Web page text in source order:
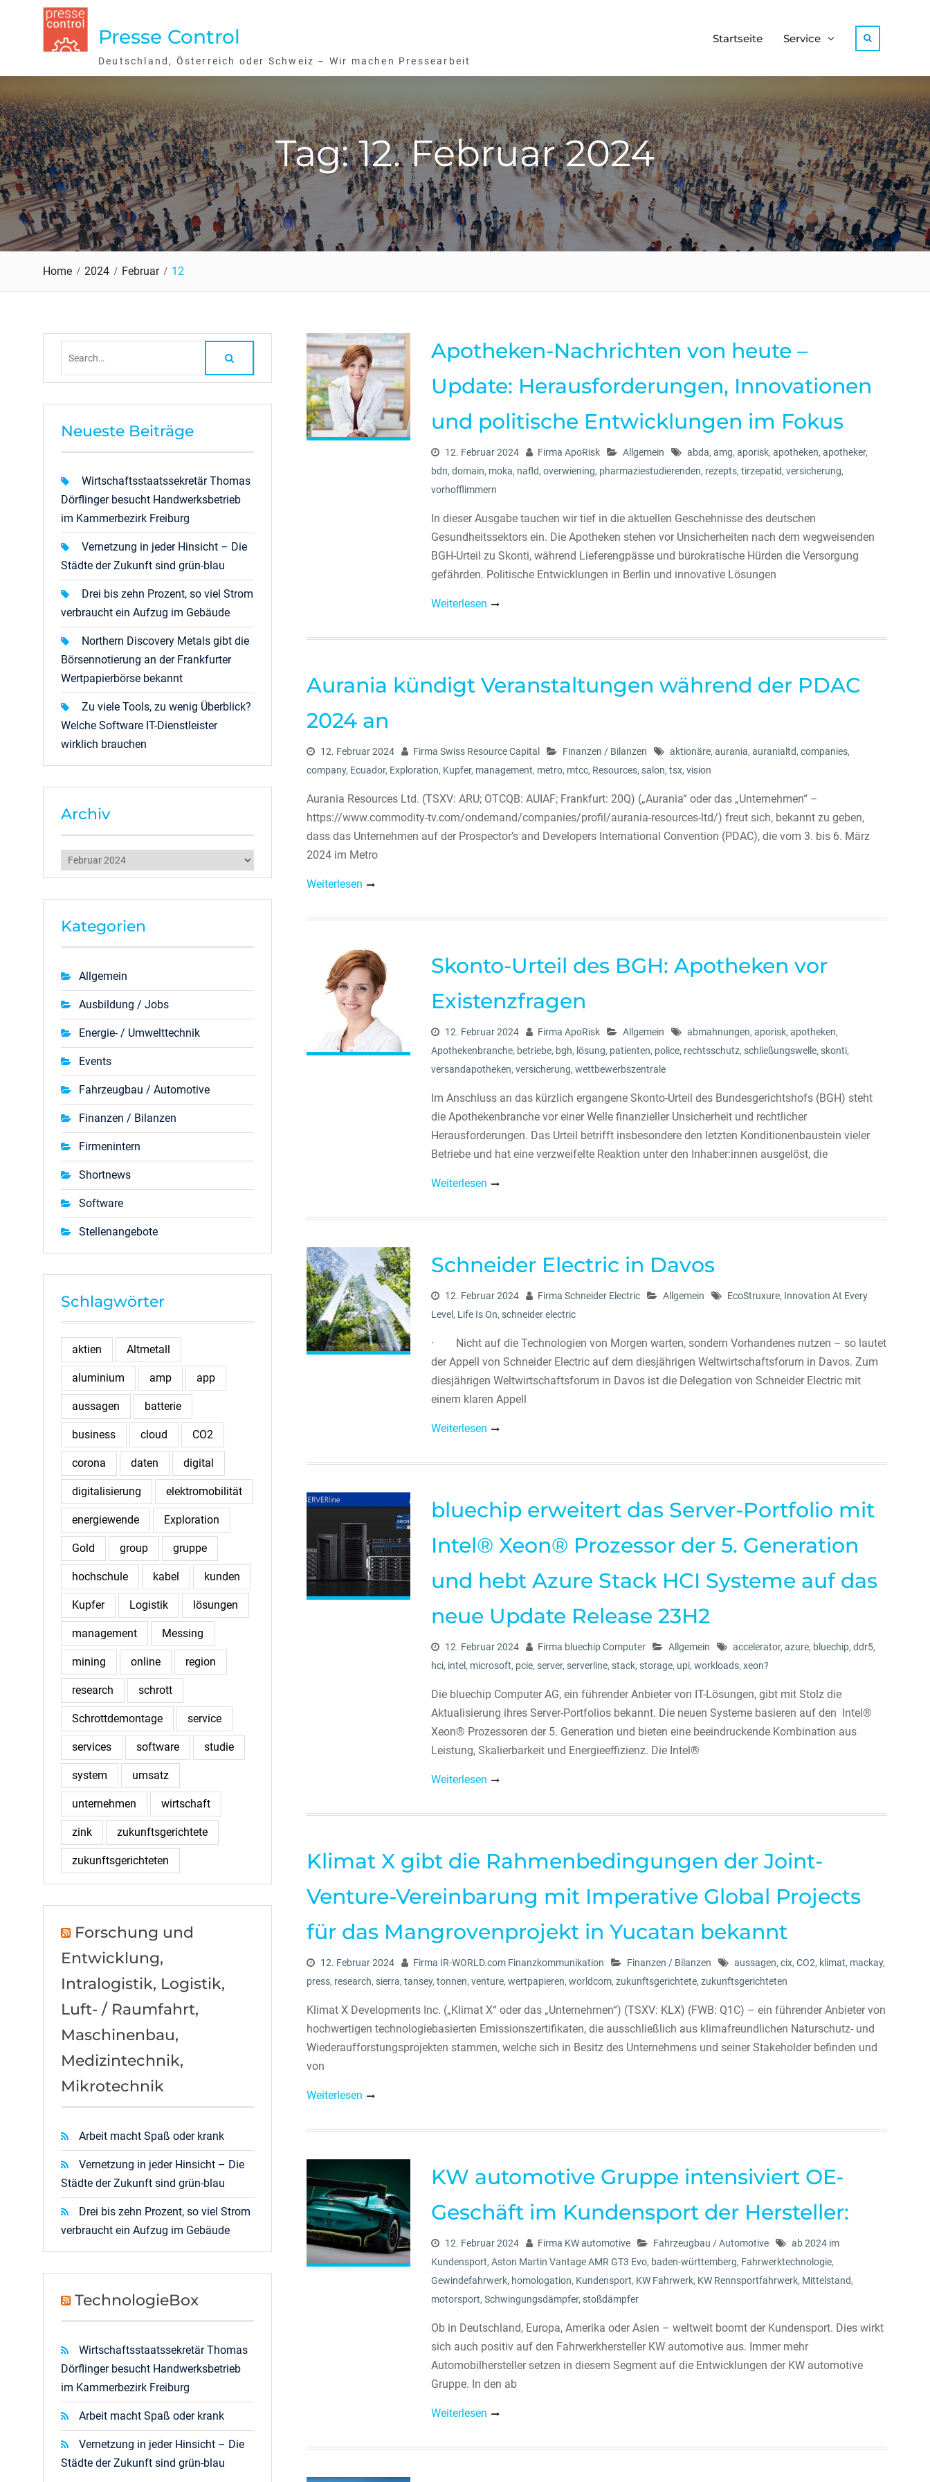
Presse Control
Deutschland, Österreich oder Schweiz – Wir machen Pressearbeit
Startseite Service
Tag: 12. Februar 2024
Home 2024 Februar 12
Apotheken-Nachrichten von heute –
Update: Herausforderungen, Innovationen
und politische Entwicklungen im Fokus
12. Februar 2024 Firma ApoRisk Allgemein abda, amg, aporisk, apotheken, apotheker,
bdn, domain, moka, nafld, overwiening, pharmaziestudierenden, rezepts, tirzepatid, versicherung,
vorhofflimmern
In dieser Ausgabe tauchen wir tief in die aktuellen Geschehnisse des deutschen
Gesundheitssektors ein. Die Apotheken stehen vor Unsicherheiten nach dem wegweisenden
BGH-Urteil zu Skonti, während Lieferengpässe und bürokratische Hürden die Versorgung
gefährden. Politische Entwicklungen in Berlin und innovative Lösungen
Weiterlesen
Aurania kündigt Veranstaltungen während der PDAC
2024 an
12. Februar 2024 Firma Swiss Resource Capital Finanzen / Bilanzen aktionäre, aurania, auranialtd, companies,
company, Ecuador, Exploration, Kupfer, management, metro, mtcc, Resources, salon, tsx, vision
Aurania Resources Ltd. (TSXV: ARU; OTCQB: AUIAF; Frankfurt: 20Q) („Aurania“ oder das „Unternehmen“ –
https://www.commodity-tv.com/ondemand/companies/profil/aurania-resources-ltd/) freut sich, bekannt zu geben,
dass das Unternehmen auf der Prospector’s and Developers International Convention (PDAC), die vom 3. bis 6. März
2024 im Metro
Weiterlesen
Skonto-Urteil des BGH: Apotheken vor
Existenzfragen
12. Februar 2024 Firma ApoRisk Allgemein abmahnungen, aporisk, apotheken,
Apothekenbranche, betriebe, bgh, lösung, patienten, police, rechtsschutz, schließungswelle, skonti,
versandapotheken, versicherung, wettbewerbszentrale
Im Anschluss an das kürzlich ergangene Skonto-Urteil des Bundesgerichtshofs (BGH) steht
die Apothekenbranche vor einer Welle finanzieller Unsicherheit und rechtlicher
Herausforderungen. Das Urteil betrifft insbesondere den letzten Konditionenbaustein vieler
Betriebe und hat eine verzweifelte Reaktion unter den Inhaber:innen ausgelöst, die
Weiterlesen
Schneider Electric in Davos
12. Februar 2024 Firma Schneider Electric Allgemein EcoStruxure, Innovation At Every
Level , Life Is On, schneider electric
· Nicht auf die Technologien von Morgen warten, sondern Vorhandenes nutzen – so lautet
der Appell von Schneider Electric auf dem diesjährigen Weltwirtschaftsforum in Davos. Zum
diesjährigen Weltwirtschaftsforum in Davos ist die Delegation von Schneider Electric mit
einem klaren Appell
Weiterlesen
bluechip erweitert das Server-Portfolio mit
Intel® Xeon® Prozessor der 5. Generation
und hebt Azure Stack HCI Systeme auf das
neue Update Release 23H2
12. Februar 2024 Firma bluechip Computer Allgemein accelerator, azure, bluechip, ddr5,
hci, intel , microsoft, pcie, server, serverline, stack, storage, upi, workloads, xeon?
Die bluechip Computer AG, ein führender Anbieter von IT-Lösungen, gibt mit Stolz die
Aktualisierung ihres Server-Portfolios bekannt. Die neuen Systeme basieren auf den Intel®
Xeon® Prozessoren der 5. Generation und bieten eine beeindruckende Kombination aus
Leistung, Skalierbarkeit und Energieeffizienz. Die Intel®
Weiterlesen
Klimat X gibt die Rahmenbedingungen der Joint-
Venture-Vereinbarung mit Imperative Global Projects
für das Mangrovenprojekt in Yucatan bekannt
12. Februar 2024 Firma IR-WORLD.com Finanzkommunikation Finanzen / Bilanzen aussagen, cix, CO2, klimat, mackay,
press, research, sierra, tansey, tonnen, venture, wertpapieren, worldcom, zukunftsgerichtete, zukunftsgerichteten
Klimat X Developments Inc. („Klimat X“ oder das „Unternehmen“) (TSXV: KLX) (FWB: Q1C) – ein führender Anbieter von
hochwertigen technologiebasierten Emissionszertifikaten, die ausschließlich aus klimafreundlichen Naturschutz- und
Wiederaufforstungsprojekten stammen, welche sich in Besitz des Unternehmens und seiner Stakeholder befinden und
von
Weiterlesen
KW automotive Gruppe intensiviert OE-
Geschäft im Kundensport der Hersteller:
12. Februar 2024 Firma KW automotive Fahrzeugbau / Automotive
ab 2024 im
Kundensport, Aston Martin Vantage AMR GT3 Evo, baden-württemberg, Fahrwerktechnologie,
Gewindefahrwerk, homologation, Kundensport, KW Fahrwerk, KW Rennsportfahrwerk, Mittelstand,
motorsport, Schwingungsdämpfer, stoßdämpfer
Ob in Deutschland, Europa, Amerika oder Asien – weltweit boomt der Kundensport. Dies wirkt
sich auch positiv auf den Fahrwerkhersteller KW automotive aus. Immer mehr
Automobilhersteller setzen in diesem Segment auf die Entwicklungen der KW automotive
Gruppe. In den ab
Weiterlesen
Neueste Beiträge
Wirtschaftsstaatssekretär Thomas
Dörflinger besucht Handwerksbetrieb
im Kammerbezirk Freiburg
Vernetzung in jeder Hinsicht – Die
Städte der Zukunft sind grün-blau
Drei bis zehn Prozent, so viel Strom
verbraucht ein Aufzug im Gebäude
Northern Discovery Metals gibt die
Börsennotierung an der Frankfurter
Wertpapierbörse bekannt
Zu viele Tools, zu wenig Überblick?
Welche Software IT-Dienstleister
wirklich brauchen
Archiv
Archiv
Kategorien
Allgemein
Ausbildung / Jobs
Energie- / Umwelttechnik
Events
Fahrzeugbau / Automotive
Finanzen / Bilanzen
Firmenintern
Shortnews
Software
Stellenangebote
Schlagwörter
aktien Altmetall
aluminium amp app
aussagen batterie
business cloud CO2
corona daten digital
digitalisierung elektromobilität
energiewende Exploration
Gold group gruppe
hochschule kabel kunden
Kupfer Logistik lösungen
management Messing
mining online region
research schrott
Schrottdemontage service
services software studie
system umsatz
unternehmen wirtschaft
zink zukunftsgerichtete
zukunftsgerichteten
Forschung und
Entwicklung,
Intralogistik, Logistik,
Luft- / Raumfahrt,
Maschinenbau,
Medizintechnik,
Mikrotechnik
Arbeit macht Spaß oder krank
Vernetzung in jeder Hinsicht – Die
Städte der Zukunft sind grün-blau
Drei bis zehn Prozent, so viel Strom
verbraucht ein Aufzug im Gebäude
TechnologieBox
Wirtschaftsstaatssekretär Thomas
Dörflinger besucht Handwerksbetrieb
im Kammerbezirk Freiburg
Arbeit macht Spaß oder krank
Vernetzung in jeder Hinsicht – Die
Städte der Zukunft sind grün-blau